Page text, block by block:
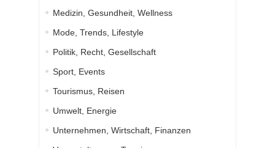
Medizin, Gesundheit, Wellness
Mode, Trends, Lifestyle
Politik, Recht, Gesellschaft
Sport, Events
Tourismus, Reisen
Umwelt, Energie
Unternehmen, Wirtschaft, Finanzen